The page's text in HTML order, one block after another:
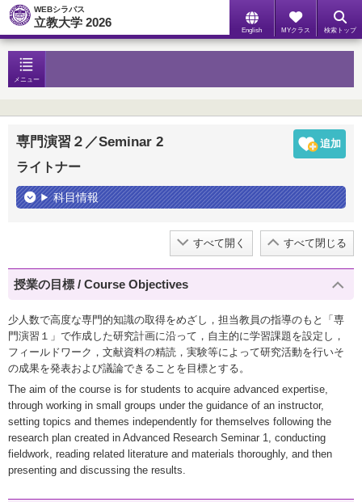
WEBシラバス
立教大学 2026
English MYクラス 検索トップ
メニュー
専門演習２／Seminar 2
ライトナー
科目情報
すべて開く すべて閉じる
授業の目標 / Course Objectives
少人数で高度な専門的知識の取得をめざし，担当教員の指導のもと「専
門演習１」で作成した研究計画に沿って，自主的に学習課題を設定し，
フィールドワーク，文献資料の精読，実験等によって研究活動を行いそ
の成果を発表および議論できることを目標とする。
The aim of the course is for students to acquire advanced expertise,
through working in small groups under the guidance of an instructor,
setting topics and themes independently for themselves following the
research plan created in Advanced Research Seminar 1, conducting
fieldwork, reading related literature and materials thoroughly, and then
presenting and discussing the results.